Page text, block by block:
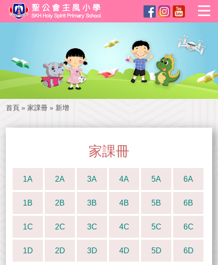
首頁 » 家課冊 » 新增
家課冊
1A 2A 3A 4A 5A 6A
1B 2B 3B 4B 5B 6B
1C 2C 3C 4C 5C 6C
1D 2D 3D 4D 5D 6D